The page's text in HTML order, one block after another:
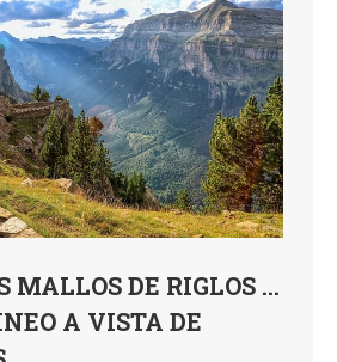
MALLOS DE RIGLOS …
A VISTA DE